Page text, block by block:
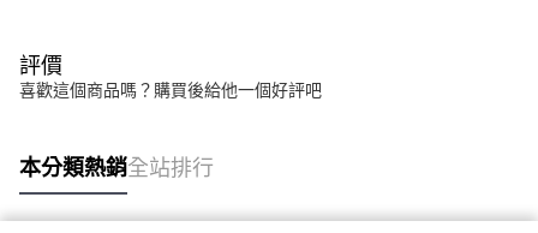
評價
喜歡這個商品嗎？購買後給他一個好評吧
本分類熱銷全站排行